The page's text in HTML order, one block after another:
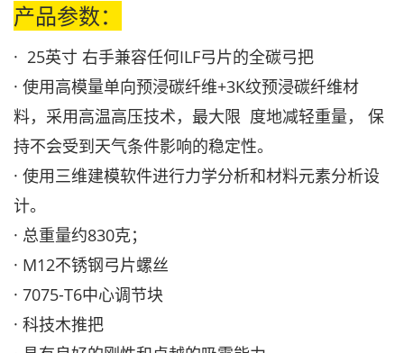
产品参数：
· 25英寸 右手兼容任何ILF弓片的全碳弓把
· 使用高模量单向预浸碳纤维+3K纹预浸碳纤维材
料，采用高温高压技术，最大限 度地减轻重量， 保
持不会受到天气条件影响的稳定性。
· 使用三维建模软件进行力学分析和材料元素分析设
计。
· 总重量约830克；
· M12不锈钢弓片螺丝
· 7075-T6中心调节块
· 科技木推把